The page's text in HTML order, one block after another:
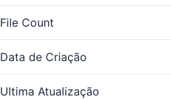
File Count
Data de Criação
Ultima Atualização